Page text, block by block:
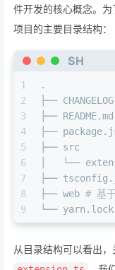
件开发的核心概念。
项目的主要目录结构：
SH
1
2
3
4
5
6
7
8
9
.
├──
├── README.md
├──
├── src
│   └──
├──
├── web # 基
└── yarn.lock
从目录结构可以看出